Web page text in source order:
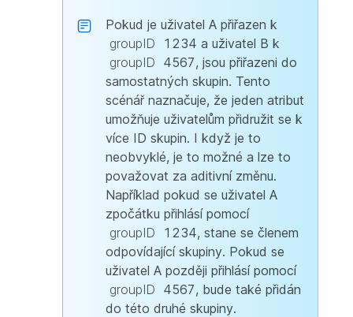
Pokud je uživatel A přiřazen k
groupID
1234 a uživatel B k
groupID 4567, jsou přiřazeni do
samostatných skupin. Tento
scénář naznačuje, že jeden atribut
umožňuje uživatelům přidružit se k
více ID skupin. I když je to
neobvyklé, je to možné a lze to
považovat za aditivní změnu.
Například pokud se uživatel A
zpočátku přihlásí pomocí
groupID
1234, stane se členem
odpovídající skupiny. Pokud se
uživatel A později přihlásí pomocí
groupID 4567, bude také přidán
do této druhé skupiny.